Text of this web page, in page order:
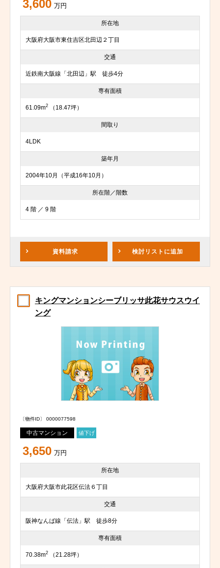
3,600 万円
所在地
大阪府大阪市東住吉区北田辺２丁目
交通
近鉄南大阪線「北田辺」駅 徒歩4分
専有面積
61.09m2 （18.47坪）
間取り
4LDK
築年月
2004年10月（平成16年10月）
所在階／階数
4 階 ／ 9 階
資料請求 検討リスト に追加
キングマンションシーブリッサ此花サウスウイ
ング
〔物件ID〕 0000077598
中古マンション 値下げ
3,650 万円
所在地
大阪府大阪市此花区伝法６丁目
交通
阪神なんば線「伝法」駅 徒歩8分
専有面積
70.38m2 （21.28坪）